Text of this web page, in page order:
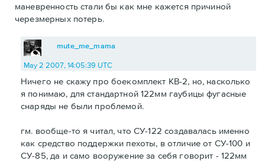
маневренность стали бы как мне кажется причиной
черезмерных потерь.
mute_me_mama
May 2 2007, 14:05:39 UTC
Ничего не скажу про боекомплект КВ-2, но, насколько
я понимаю, для стандартной 122мм гаубицы фугасные
снаряды не были проблемой.
гм. вообще-то я читал, что СУ-122 создавалась именно
как средство поддержки пехоты, в отличие от СУ-100 и
СУ-85, да и само вооружение за себя говорит - 122мм